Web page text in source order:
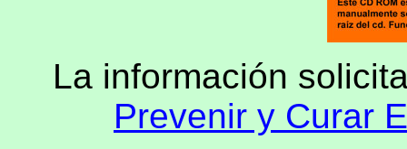
La información
Prevenir y Curar